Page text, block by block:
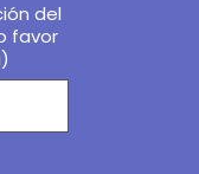
del
favor